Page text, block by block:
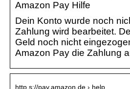
Amazon Pay Hilfe
Dein Konto wurde noch
Zahlung wird bearbeitet.
Geld noch nicht
Amazon Pay die Zahlung
http s://pay.amazon.de › help